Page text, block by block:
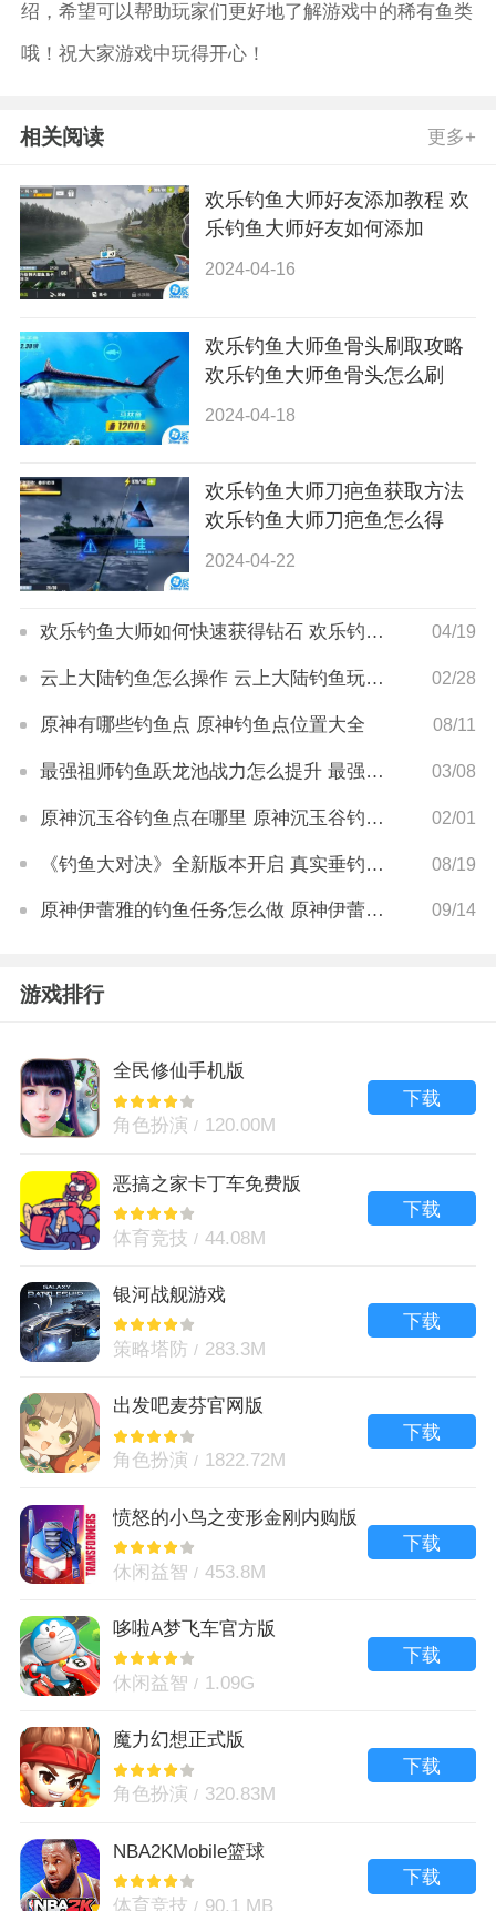
绍，希望可以帮助玩家们更好地了解游戏中的稀有鱼类
哦！祝大家游戏中玩得开心！
相关阅读 更多+
欢乐钓鱼大师好友添加教程 欢
乐钓鱼大师好友如何添加
2024-04-16
欢乐钓鱼大师鱼骨头刷取攻略
欢乐钓鱼大师鱼骨头怎么刷
2024-04-18
欢乐钓鱼大师刀疤鱼获取方法
欢乐钓鱼大师刀疤鱼怎么得
2024-04-22
欢乐钓鱼大师如何快速获得钻石 欢乐钓鱼大师钻石获取方法大全 04/19
云上大陆钓鱼怎么操作 云上大陆钓鱼玩法介绍 02/28
原神有哪些钓鱼点 原神钓鱼点位置大全 08/11
最强祖师钓鱼跃龙池战力怎么提升 最强祖师钓鱼跃龙池战力提升攻略 03/08
原神沉玉谷钓鱼点在哪里 原神沉玉谷钓鱼点具体位置介绍 02/01
《钓鱼大对决》全新版本开启 真实垂钓乐趣等你来体验 08/19
原神伊蕾雅的钓鱼任务怎么做 原神伊蕾雅的钓鱼任务攻略 09/14
游戏排行
全民修仙手机版
角色扮演 120.00M
下载
恶搞之家卡丁车免费版
体育竞技 44.08M
下载
银河战舰游戏
策略塔防 283.3M
下载
出发吧麦芬官网版
角色扮演 1822.72M
下载
愤怒的小鸟之变形金刚内购版
休闲益智 453.8M
下载
哆啦A梦飞车官方版
休闲益智 1.09G
下载
魔力幻想正式版
角色扮演 320.83M
下载
NBA2KMobile篮球
体育竞技 90.1 MB
下载